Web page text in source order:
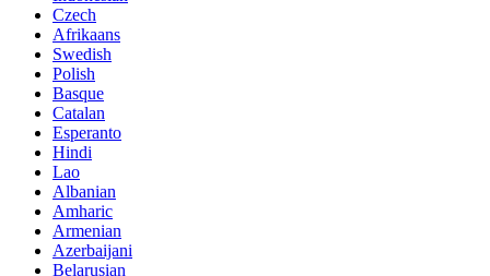
Czech
Afrikaans
Swedish
Polish
Basque
Catalan
Esperanto
Hindi
Lao
Albanian
Amharic
Armenian
Azerbaijani
Belarusian